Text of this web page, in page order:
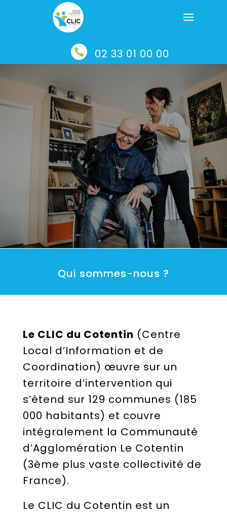
 02 33 01 00 00
Qui sommes-nous ?
Le CLIC du Cotentin (Centre
Local d’Information et de
Coordination) œuvre sur un
territoire d’intervention qui
s’étend sur 129 communes (185
000 habitants) et couvre
intégralement la Communauté
d’Agglomération Le Cotentin
(3ème plus vaste collectivité de
France).
Le CLIC du Cotentin est un